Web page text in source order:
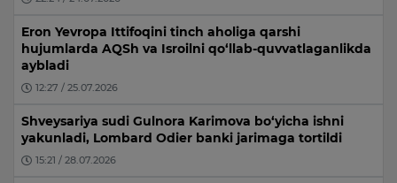
Eron Yevropa Ittifoqini tinch aholiga qarshi
hujumlarda AQSh va Isroilni qo‘llab-quvvatlaganlikda
aybladi
12:27 / 25.07.2026
Shveysariya sudi Gulnora Karimova bo‘yicha ishni
yakunladi, Lombard Odier banki jarimaga tortildi
15:21 / 28.07.2026